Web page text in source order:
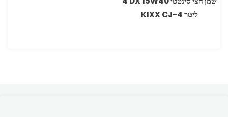
ליטר CJ-4 ‏KIXX‏